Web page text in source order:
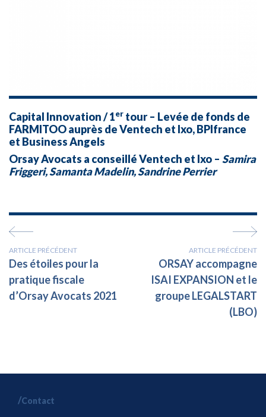
Capital Innovation / 1er tour – Levée de fonds de
FARMITOO auprès de Ventech et Ixo, BPIfrance
et Business Angels
Orsay Avocats a conseillé Ventech et Ixo – Samira
Friggeri, Samanta Madelin, Sandrine Perrier
ARTICLE PRÉCÉDENT
Des étoiles pour la
pratique fiscale
d’Orsay Avocats 2021
ARTICLE PRÉCÉDENT
ORSAY accompagne
ISAI EXPANSION et le
groupe LEGALSTART
(LBO)
Contact